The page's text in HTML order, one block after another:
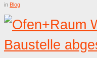
in Blog